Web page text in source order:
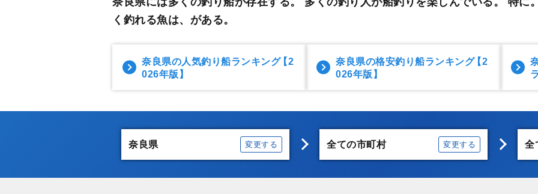
く釣れる魚は、がある。
奈良県の人気釣り船ランキング【2
026年版】
奈良県の格安釣り船ランキング【2
026年版】
奈良県 変更する 全ての市町村 変更する 全